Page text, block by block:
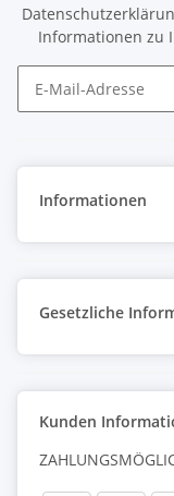
Informationen zu
Informationen
Gesetzliche
Kunden